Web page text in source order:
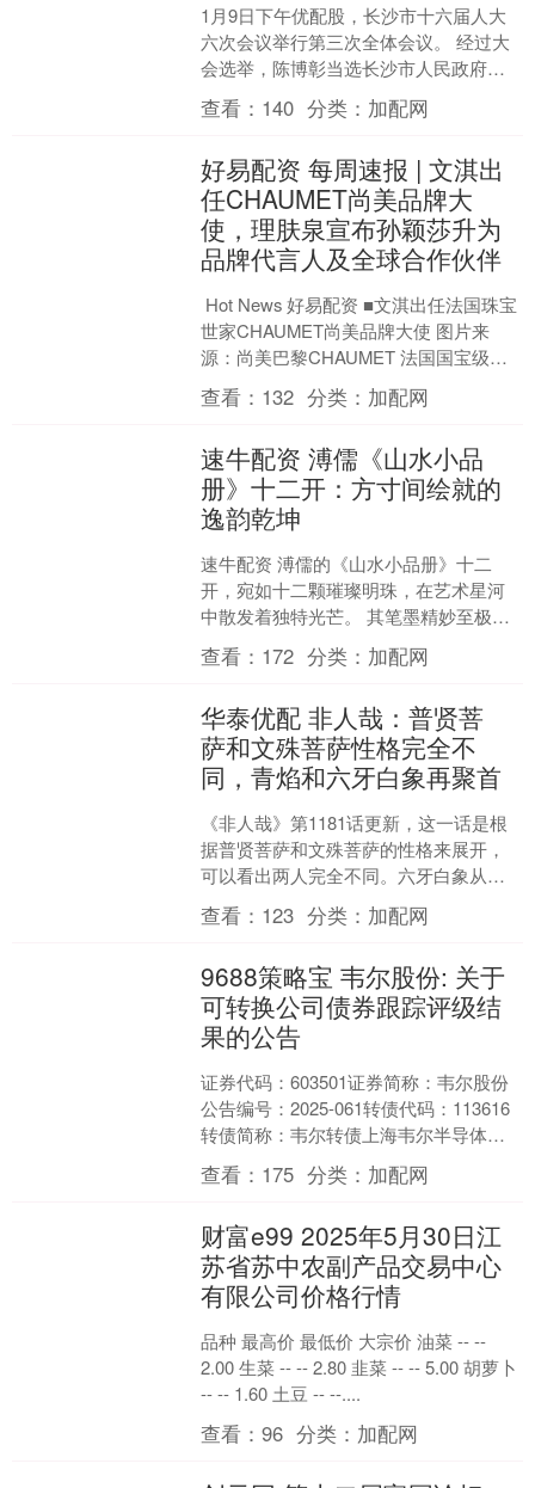
1月9日下午优配股，长沙市十六届人大
六次会议举行第三次全体会议。 经过大
会选举，陈博彰当选长沙市人民政府市
长。 更多详细报道请点击 ➤时刻新闻 来
源：长沙晚报 ....
查看： 140 分类： 加配网
好易配资 每周速报 | 文淇出
任CHAUMET尚美品牌大
使，理肤泉宣布孙颖莎升为
品牌代言人及全球合作伙伴
Hot News 好易配资 ■文淇出任法国珠宝
世家CHAUMET尚美品牌大使 图片来
源：尚美巴黎CHAUMET 法国国宝级珠
宝艺术世家CHAUMET，欣然宣布....
查看： 132 分类： 加配网
速牛配资 溥儒《山水小品
册》十二开：方寸间绘就的
逸韵乾坤
速牛配资 溥儒的《山水小品册》十二
开，宛如十二颗璀璨明珠，在艺术星河
中散发着独特光芒。 其笔墨精妙至极，
以细腻且灵动的线条勾勒山川轮廓，似
是画家指尖轻舞，让山峦....
查看： 172 分类： 加配网
华泰优配 非人哉：普贤菩
萨和文殊菩萨性格完全不
同，青焰和六牙白象再聚首
《非人哉》第1181话更新，这一话是根
据普贤菩萨和文殊菩萨的性格来展开，
可以看出两人完全不同。六牙白象从小
就跟着普贤菩萨，几乎方方面面都是他
在打理。至于文殊菩萨....
查看： 123 分类： 加配网
9688策略宝 韦尔股份: 关于
可转换公司债券跟踪评级结
果的公告
证券代码：603501证券简称：韦尔股份
公告编号：2025-061转债代码：113616
转债简称：韦尔转债上海韦尔半导体股
份有限公司本公司董事会及全体董事保
证本....
查看： 175 分类： 加配网
财富e99 2025年5月30日江
苏省苏中农副产品交易中心
有限公司价格行情
品种 最高价 最低价 大宗价 油菜 -- --
2.00 生菜 -- -- 2.80 韭菜 -- -- 5.00 胡萝卜
-- -- 1.60 土豆 -- --....
查看：96 分类： 加配网